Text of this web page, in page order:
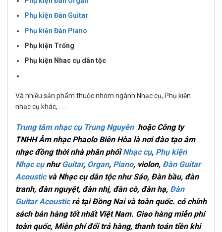
Phụ kiện Đàn Guitar
Phụ kiện Đàn Piano
Phụ kiện Trống
Phụ kiện Nhac cụ dân tộc
Và nhiều sản phẩm thuộc nhóm ngành Nhạc cụ, Phụ kiện
nhạc cụ khác, . . .
Trung tâm nhạc cụ Trung Nguyênhoặc Công ty
TNHH Âm nhạc Phaolo Biên Hòa là nơi đào tạo âm
nhạc đồng thời nhà phân phốiNhạc cụ, Phụ kiện
Nhạc cụnhưGuitar, Organ, Piano, violon, Đàn Guitar
Acoustic và Nhạc cụ dân tộc như Sáo, Đàn bầu, đàn
tranh, đàn nguyệt, đàn nhị, đàn cò, đàn hạ, Đàn
Guitar Acousticrẻ tại Đồng Nai và toàn quốc. có chính
sách bán hàng tốt nhất Việt Nam. Giao hàng miễn phí
toàn quốc, Miễn phí đổi trả hàng, thanh toán tiền khi